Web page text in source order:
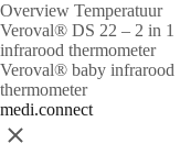
Overview Temperatuur
Veroval® DS 22 – 2 in 1
infrarood thermometer
Veroval® baby infrarood
thermometer
medi.connect
Sluit